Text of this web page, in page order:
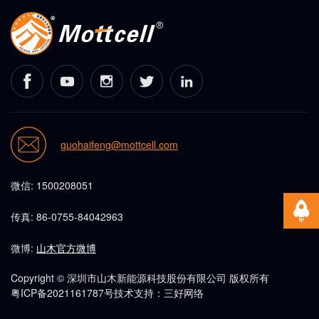
guohaifeng@mottcell.com
微信: 1500208051
传真: 86-0755-84042963
微博: 山木官方微博
Copyright © 深圳市山木新能源科技股份有限公司 版权所有
粤ICP备2021161787号技术支持：三好网络